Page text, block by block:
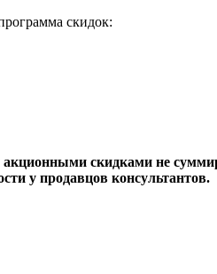
скидок:
скидками не
у продавцов консультантов.